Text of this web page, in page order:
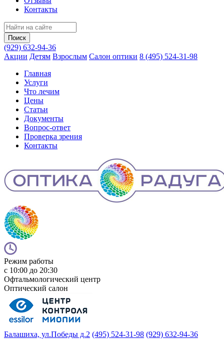
Контакты
(929) 632-94-36
Акции Детям Взрослым Салон оптики 8 (495) 524-31-98
Главная
Услуги
Что лечим
Цены
Статьи
Документы
Вопрос‑ответ
Проверка зрения
Контакты
Режим работы
с 10:00 до 20:30
Офтальмологический центр
Оптический салон
Балашиха, ул.Победы д.2 (495) 524-31-98 (929) 632-94-36